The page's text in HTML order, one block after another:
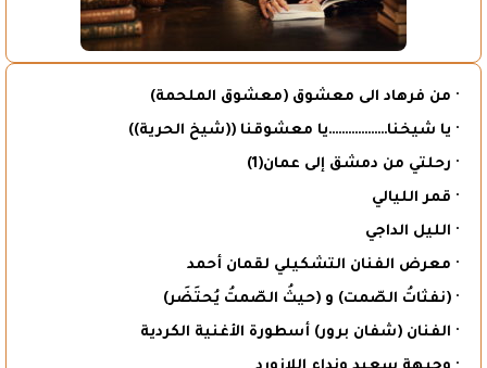
· من فرهاد الى معشوق (معشوق الملحمة)
· يا شيخنا………………يا معشوقنا ((شيخ الحرية))
· رحلتي من دمشق إلى عمان(1)
· قمر الليالي
· الليل الداجي
· معرض الفنان التشكيلي لقمان أحمد
· (نفثاتُ الصّمت) و (حيثُ الصّمتُ يُحتَضَر)
· الفنان (شفان برور) أسطورة الأغنية الكردية